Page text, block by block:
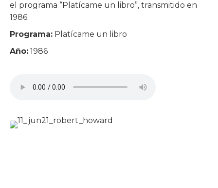
el programa “Platícame un libro”, transmitido en
1986.
Programa: Platícame un libro
Año: 1986